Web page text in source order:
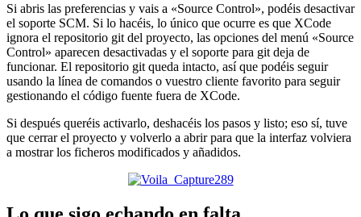
Si abris las preferencias y vais a «Source Control», podéis desactivar
el soporte SCM. Si lo hacéis, lo único que ocurre es que XCode
ignora el repositorio git del proyecto, las opciones del menú «Source
Control» aparecen desactivadas y el soporte para git deja de
funcionar. El repositorio git queda intacto, así que podéis seguir
usando la línea de comandos o vuestro cliente favorito para seguir
gestionando el código fuente fuera de XCode.
Si después queréis activarlo, deshacéis los pasos y listo; eso sí, tuve
que cerrar el proyecto y volverlo a abrir para que la interfaz volviera
a mostrar los ficheros modificados y añadidos.